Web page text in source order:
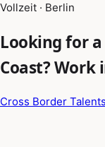
Vollzeit · Berlin
Looking for a
Coast? Work
Cross Border Talents